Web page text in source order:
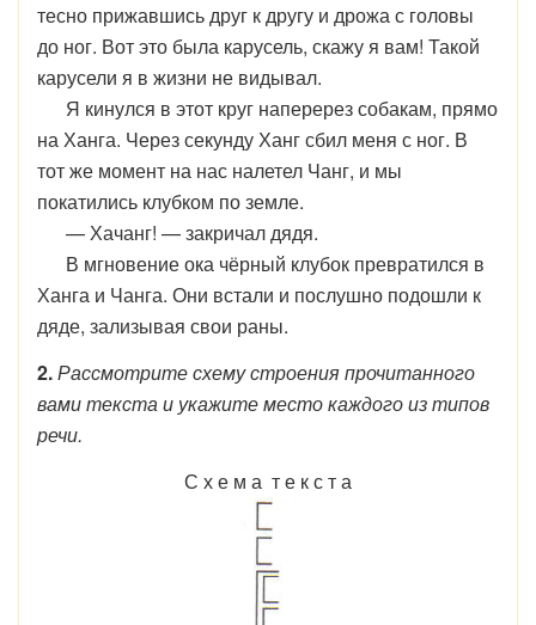
тесно прижавшись друг к другу и дрожа с головы
до ног. Вот это была карусель, скажу я вам! Такой
карусели я в жизни не видывал.
Я кинулся в этот круг наперерез собакам, прямо
на Ханга. Через секунду Ханг сбил меня с ног. В
тот же момент на нас налетел Чанг, и мы
покатились клубком по земле.
— Хачанг! — закричал дядя.
В мгновение ока чёрный клубок превратился в
Ханга и Чанга. Они встали и послушно подошли к
дяде, зализывая свои раны.
2.Рассмотрите схему строения прочитанного
вами текста и укажите место каждого из типов
речи.
С х е м а т е к с т а